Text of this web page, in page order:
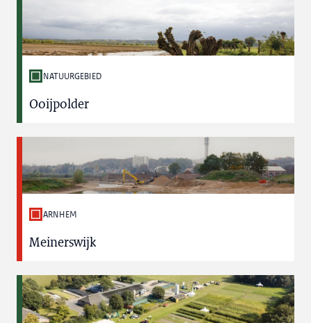
NATUURGEBIED
Ooijpolder
ARNHEM
Meinerswijk